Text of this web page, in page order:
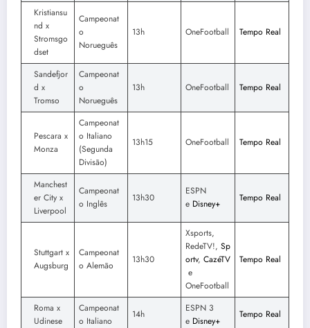
Kristiansu
nd x
Stromsgo
dset
Campeonat
o
Norueguês
13h OneFootball Tempo Real
Sandefjor
d x
Tromso
Campeonat
o
Norueguês
13h OneFootball Tempo Real
Pescara x
Monza
Campeonat
o Italiano
(Segunda
Divisão)
13h15 OneFootball Tempo Real
Manchest
er City x
Liverpool
Campeonat
o Inglês
13h30
ESPN
e Disney+ Tempo Real
Stuttgart x
Augsburg
Campeonat
o Alemão
13h30
Xsports,
RedeTV!, Sp
ortv, CazéTV
e
OneFootball
Tempo Real
Roma x
Udinese
Campeonat
o Italiano
14h
ESPN 3
e Disney+
Tempo Real